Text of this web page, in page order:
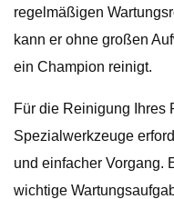
regelmäßigen
kann er ohne großen
ein Champion reinigt.
Für die Reinigung Ihres
Spezialwerkzeuge
und einfacher Vorgang.
wichtige